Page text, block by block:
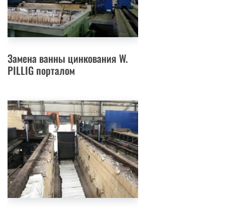
Замена ванны цинкования W.
PILLIG порталом